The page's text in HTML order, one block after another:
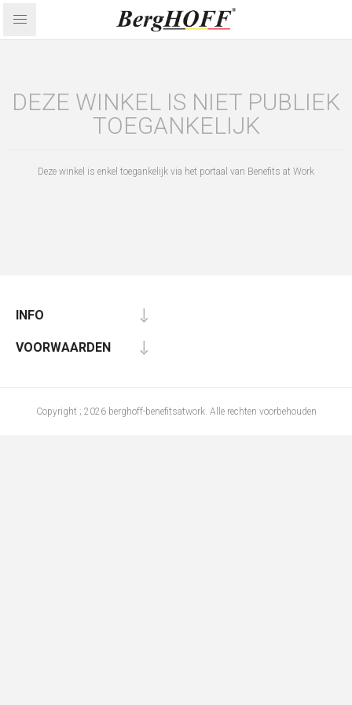
DEZE WINKEL IS NIET PUBLIEK
TOEGANKELIJK
Deze winkel is enkel toegankelijk via het portaal van Benefits at Work
INFO
VOORWAARDEN
Copyright ; 2026 berghoff-benefitsatwork. Alle rechten voorbehouden